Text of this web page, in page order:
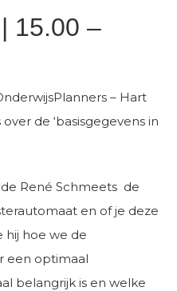
15.00 –
– Hart
de ‘basisgegevens in
René Schmeets de
en of je deze
hij hoe we de
een optimaal
belangrijk is en welke